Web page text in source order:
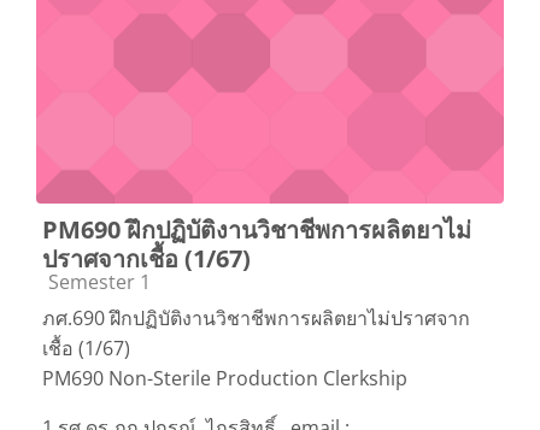
PM690 ฝึกปฏิบัติงานวิชาชีพการผลิตยาไม่
ปราศจากเชื้อ (1/67)
Course category
Semester 1
ภศ.690 ฝึกปฏิบัติงานวิชาชีพการผลิตยาไม่ปราศจาก
เชื้อ (1/67)
PM690 Non-Sterile Production Clerkship